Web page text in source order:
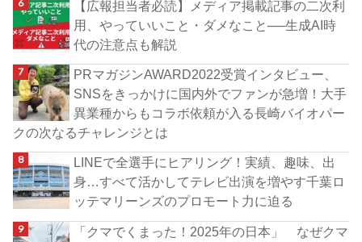
【広報担当者必読】メディア掲載記事の二次利
用、やっていいこと・ダメなこと──生成AI時
代の注意点も解説
PRマガジンAWARD2022受賞インタビュー、
SNSをきっかけに国内外でファンが急増！大手
異業種からもコラボ依頼が入る長崎バイオパー
クの次なるチャレンジとは
LINEで全選手にヒアリング！実績、趣味、出
身…すべて活かしてテレビ出演を増やす千葉ロ
ッテマリーンズのプロモート力に迫る
「クマでくまった！2025年の日本」 なぜクマ